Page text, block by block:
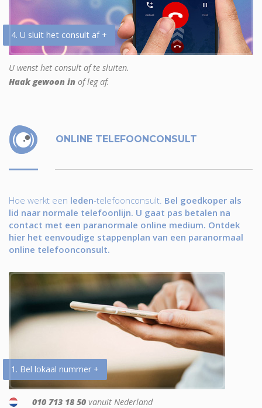
4. U sluit het consult af +
U wenst het consult af te sluiten.
Haak gewoon in of leg af.
ONLINE TELEFOONCONSULT
Hoe werkt een leden-telefoonconsult. Bel goedkoper als
lid naar normale telefoonlijn. U gaat pas betalen na
contact met een paranormale online medium. Ontdek
hier het eenvoudige stappenplan van een paranormaal
online telefoonconsult.
1. Bel lokaal nummer +
010 713 18 50 vanuit Nederland